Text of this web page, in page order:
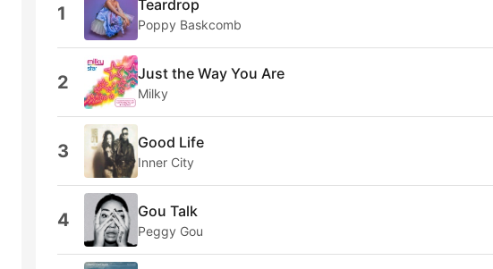
1 Teardrop
Poppy Baskcomb
2 Just the Way You Are
Milky
3 Good Life
Inner City
4 Gou Talk
Peggy Gou